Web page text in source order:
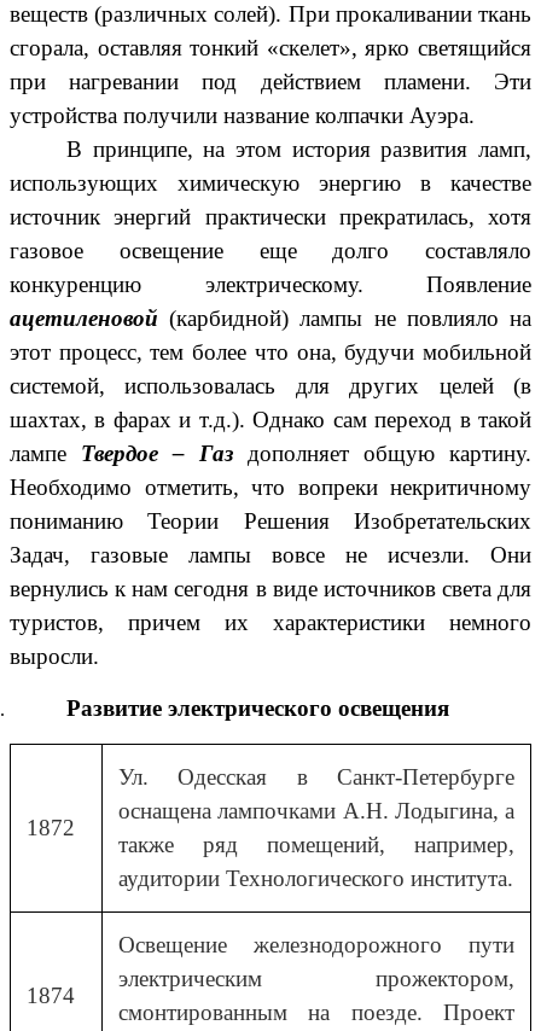
веществ (различных солей). При прокаливании ткань
сгорала, оставляя тонкий «скелет», ярко светящийся
при нагревании под действием пламени. Эти
устройства получили название колпачки Ауэра.
В принципе, на этом история развития ламп,
использующих химическую энергию в качестве
источник энергий практически прекратилась, хотя
газовое освещение еще долго составляло
конкуренцию электрическому. Появление
ацетиленовой (карбидной) лампы не повлияло на
этот процесс, тем более что она, будучи мобильной
системой, использовалась для других целей (в
шахтах, в фарах и т.д.). Однако сам переход в такой
лампе Твердое – Газ дополняет общую картину.
Необходимо отметить, что вопреки некритичному
пониманию Теории Решения Изобретательских
Задач, газовые лампы вовсе не исчезли. Они
вернулись к нам сегодня в виде источников света для
туристов, причем их характеристики немного
выросли.
Развитие электрического освещения
1872
Ул. Одесская в Санкт-Петербурге
оснащена лампочками А.Н. Лодыгина, а
также ряд помещений, например,
аудитории Технологического института.
1874
Освещение железнодорожного пути
электрическим прожектором,
смонтированным на поезде. Проект